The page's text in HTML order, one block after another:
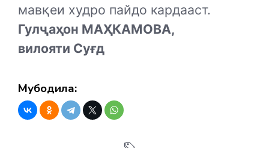
мавқеи худро пайдо кардааст.
Гулҷаҳон МАҲКАМОВА,
вилояти Суғд
Мубодила: